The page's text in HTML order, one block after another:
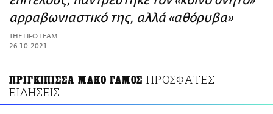
ΑΜΠΑ
PRINT
αρραβωνιαστικό της, αλλά «αθόρυβα»
THE LIFO TEAM
26.10.2021
ΠΡΙΓΚΙΠΙΣΣΑ ΜΑΚΟ ΓΑΜΟΣ ΠΡΟΣΦΑΤΕΣ
ΕΙΔΗΣΕΙΣ